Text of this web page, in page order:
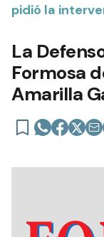
pidió la
La
Formosa
Amarilla